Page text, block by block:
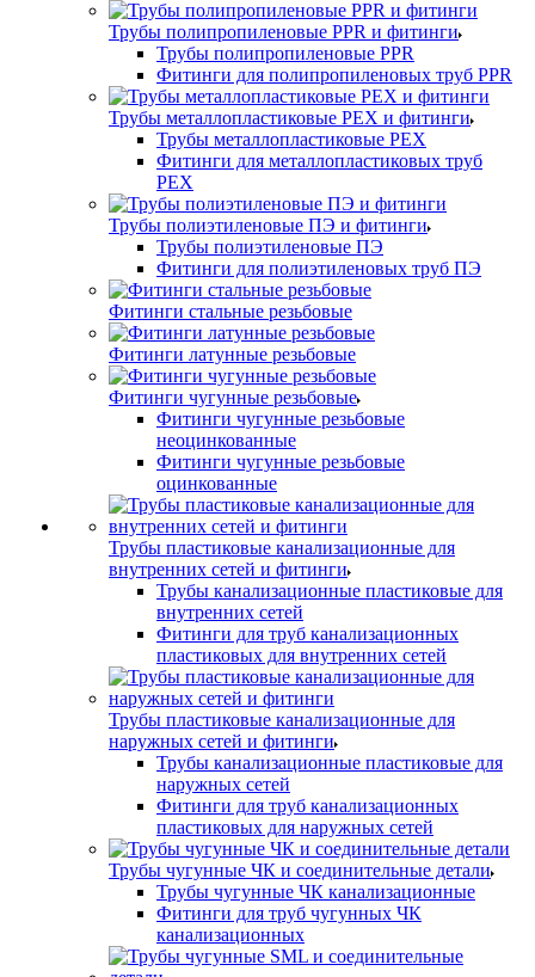
Трубы полипропиленовые PPR и фитинги
Трубы полипропиленовые PPR
Фитинги для полипропиленовых труб PPR
Трубы металлопластиковые PEX и фитинги
Трубы металлопластиковые PEX
Фитинги для металлопластиковых труб
PEX
Трубы полиэтиленовые ПЭ и фитинги
Трубы полиэтиленовые ПЭ
Фитинги для полиэтиленовых труб ПЭ
Фитинги стальные резьбовые
Фитинги латунные резьбовые
Фитинги чугунные резьбовые
Фитинги чугунные резьбовые
неоцинкованные
Фитинги чугунные резьбовые
оцинкованные
Трубы пластиковые канализационные для
внутренних сетей и фитинги
Трубы канализационные пластиковые для
внутренних сетей
Фитинги для труб канализационных
пластиковых для внутренних сетей
Трубы пластиковые канализационные для
наружных сетей и фитинги
Трубы канализационные пластиковые для
наружных сетей
Фитинги для труб канализационных
пластиковых для наружных сетей
Трубы чугунные ЧК и соединительные детали
Трубы чугунные ЧК канализационные
Фитинги для труб чугунных ЧК
канализационных